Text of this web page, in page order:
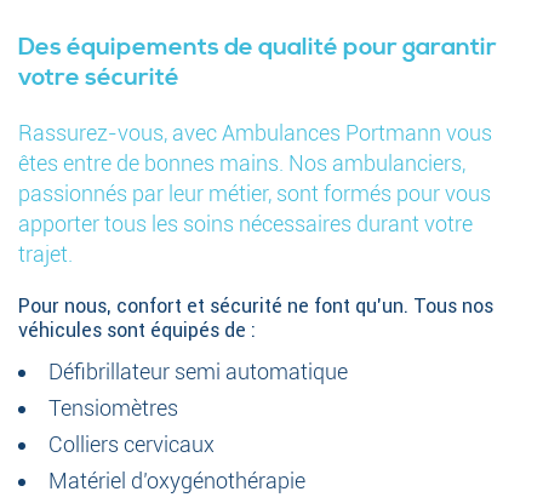
Des équipements de qualité pour garantir
votre sécurité
Rassurez-vous, avec Ambulances Portmann vous
êtes entre de bonnes mains. Nos ambulanciers,
passionnés par leur métier, sont formés pour vous
apporter tous les soins nécessaires durant votre
trajet.
Pour nous, confort et sécurité ne font qu’un. Tous nos
véhicules sont équipés de :
Défibrillateur semi automatique
Tensiomètres
Colliers cervicaux
Matériel d’oxygénothérapie